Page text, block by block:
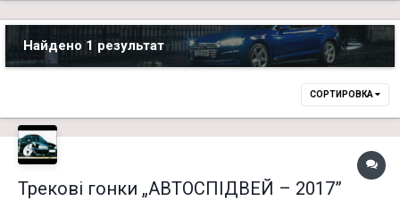
Найдено 1 результат
СОРТИРОВКА
Трекові гонки „АВТОСПІДВЕЙ – 2017”